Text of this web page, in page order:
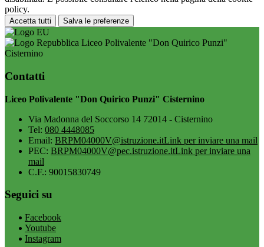
policy.
Accetta tutti Salva le preferenze
Liceo Polivalente "Don Quirico Punzi"
Cisternino
Contatti
Liceo Polivalente "Don Quirico Punzi" Cisternino
Via Madonna del Soccorso 14 72014 - Cisternino
Tel: 080 4448085
Email: BRPM04000V@istruzione.itLink per inviare una mail
PEC: BRPM04000V@pec.istruzione.itLink per inviare una
mail
C.F.: 90015830749
Seguici su
Facebook
Youtube
Instagram